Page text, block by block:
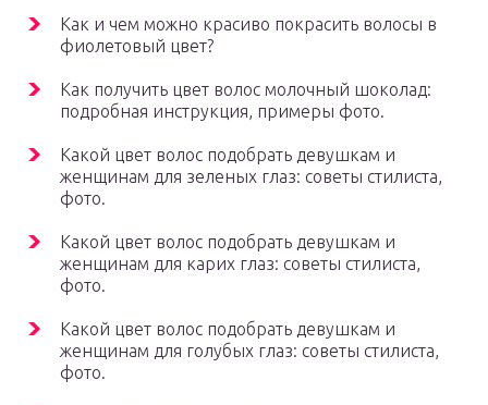
Как и чем можно красиво покрасить волосы в
фиолетовый цвет?
Как получить цвет волос молочный шоколад:
подробная инструкция, примеры фото.
Какой цвет волос подобрать девушкам и
женщинам для зеленых глаз: советы стилиста,
фото.
Какой цвет волос подобрать девушкам и
женщинам для карих глаз: советы стилиста,
фото.
Какой цвет волос подобрать девушкам и
женщинам для голубых глаз: советы стилиста,
фото.